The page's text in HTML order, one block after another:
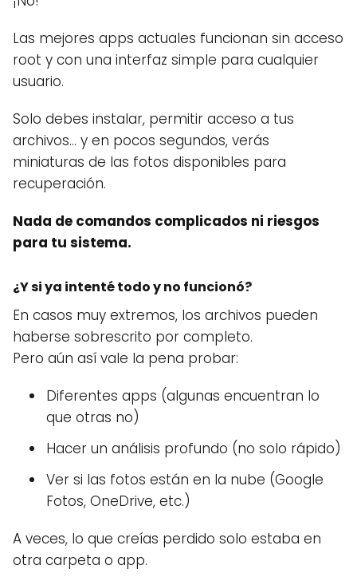
Las mejores apps actuales funcionan sin acceso
root y con una interfaz simple para cualquier
usuario.
Solo debes instalar, permitir acceso a tus
archivos… y en pocos segundos, verás
miniaturas de las fotos disponibles para
recuperación.
Nada de comandos complicados ni riesgos
para tu sistema.
¿Y si ya intenté todo y no funcionó?
En casos muy extremos, los archivos pueden
haberse sobrescrito por completo.
Pero aún así vale la pena probar:
Diferentes apps (algunas encuentran lo
que otras no)
Hacer un análisis profundo (no solo rápido)
Ver si las fotos están en la nube (Google
Fotos, OneDrive, etc.)
A veces, lo que creías perdido solo estaba en
otra carpeta o app.